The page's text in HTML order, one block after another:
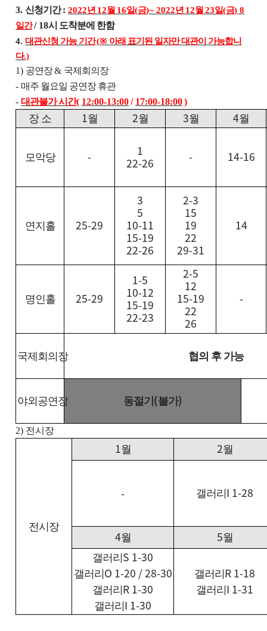
3.신청기간:2022년 12월 16일(금)~ 2022년 12월23일(금) 8
일간/ 18시 도착분에 한함
4.대관신청 가능 기간(※ 아래 표기된 일자만 대관이 가능합니
다.)
1) 공연장& 국제회의장
- 매주 월요일 공연장 휴관
-대관불가 시간( 12:00-13:00/ 17:00-18:00)
장 소 1월 2월 3월 4월
모악당 -
1
22-26
- 14-16
연지홀 25-29
3
5
10-11
15-19
22-26
2-3
15
19
22
29-31
14
명인홀 25-29
1-5
10-12
15-19
22-23
2-5
12
15-19
22
26
-
국제회의장 협의 후 가능
야외공연장 동절기 (불가)
2) 전시장
전시장
1월 2월
- 갤러리 I 1-28
4월 5월
갤러리 S 1-30
갤러리 O 1-20 / 28-30
갤러리 R 1-30
갤러리 I 1-30
갤러리 R 1-18
갤러리 I 1-31